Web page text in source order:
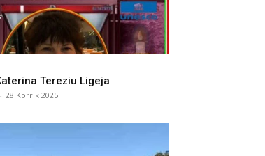
Tereziu Ligeja
- 28 Korrik 2025